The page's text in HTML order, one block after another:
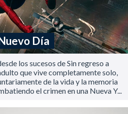
Día
los sucesos de Sin regreso a
que vive completamente solo,
de la vida y la memoria
el crimen en una Nueva Y...